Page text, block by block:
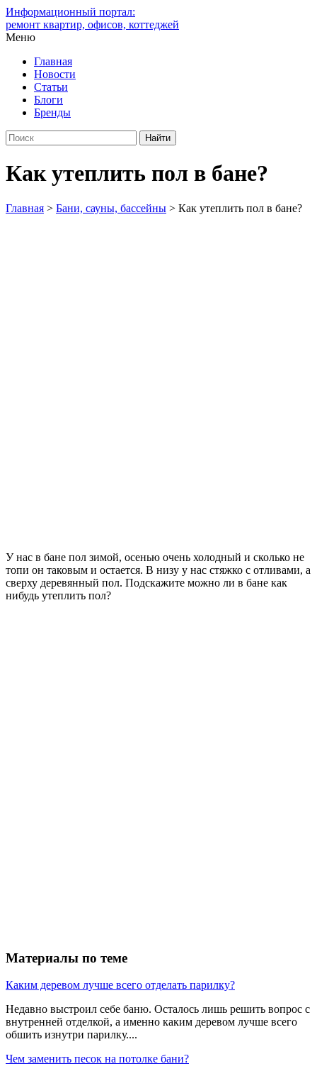
Информационный портал:
ремонт квартир, офисов, коттеджей
Меню
Главная
Новости
Статьи
Блоги
Бренды
Как утеплить пол в бане?
Главная > Бани, сауны, бассейны > Как утеплить пол в бане?
У нас в бане пол зимой, осенью очень холодный и сколько не
топи он таковым и остается. В низу у нас стяжко с отливами, а
сверху деревянный пол. Подскажите можно ли в бане как
нибудь утеплить пол?
Материалы по теме
Каким деревом лучше всего отделать парилку?
Недавно выстроил себе баню. Осталось лишь решить вопрос с
внутренней отделкой, а именно каким деревом лучше всего
обшить изнутри парилку....
Чем заменить песок на потолке бани?